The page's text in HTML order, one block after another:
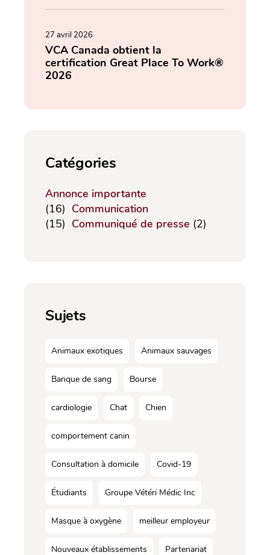
27 avril 2026
VCA Canada obtient la
certification Great Place To Work®
2026
Catégories
Annonce importante
(16) Communication
(15) Communiqué de presse (2)
Sujets
Animaux exotiques Animaux sauvages
Banque de sang Bourse
cardiologie Chat Chien
comportement canin
Consultation à domicile Covid-19
Étudiants Groupe Vétéri Médic Inc
Masque à oxygène meilleur employeur
Nouveaux établissements Partenariat